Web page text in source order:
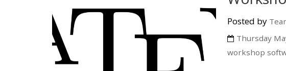
Posted by
Thursday
workshop